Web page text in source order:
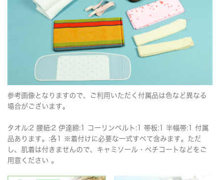
参考画像となりますので、ご利用いただく付属品は色など異なる
場合がございます。
タオル:2 腰紐:2 伊達締:1 コーリンベルト:1 帯板:1 半幅帯:1 付属
品あります。:各1 ※着付けに必要な一式すべて含みます。ただ
し、肌着は付きませんので、キャミソール・ペチコートなどをご
用意ください 。